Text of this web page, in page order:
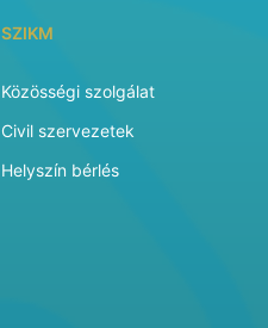
SZIKM
Közösségi szolgálat
Civil szervezetek
Helyszín bérlés